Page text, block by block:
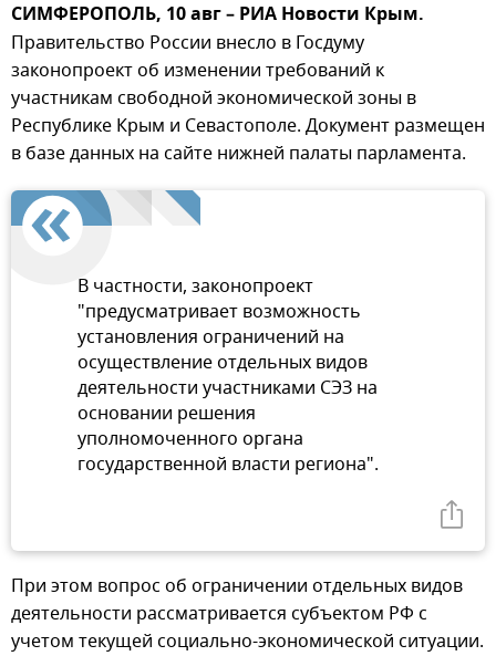
СИМФЕРОПОЛЬ, 10 авг – РИА Новости Крым.
Правительство России внесло в Госдуму
законопроект об изменении требований к
участникам свободной экономической зоны в
Республике Крым и Севастополе. Документ размещен
в базе данных на сайте нижней палаты парламента.
В частности, законопроект
"предусматривает возможность
установления ограничений на
осуществление отдельных видов
деятельности участниками СЭЗ на
основании решения
уполномоченного органа
государственной власти региона".
При этом вопрос об ограничении отдельных видов
деятельности рассматривается субъектом РФ с
учетом текущей социально-экономической ситуации.